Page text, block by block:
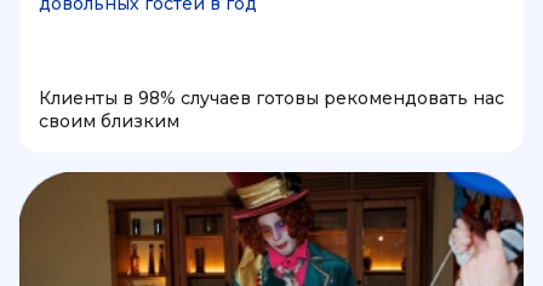
Клиенты в 98% случаев готовы рекомендовать нас
своим близким